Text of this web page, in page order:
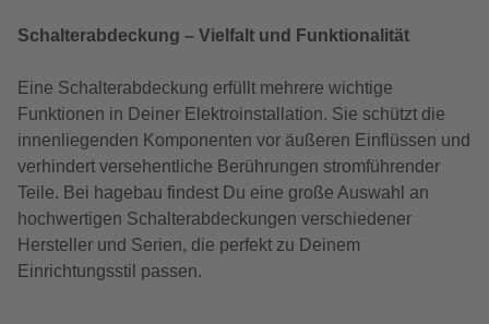
Schalterabdeckung – Vielfalt und Funktionalität
Eine Schalterabdeckung erfüllt mehrere wichtige
Funktionen in Deiner Elektroinstallation. Sie schützt die
innenliegenden Komponenten vor äußeren Einflüssen und
verhindert versehentliche Berührungen stromführender
Teile. Bei hagebau findest Du eine große Auswahl an
hochwertigen Schalterabdeckungen verschiedener
Hersteller und Serien, die perfekt zu Deinem
Einrichtungsstil passen.